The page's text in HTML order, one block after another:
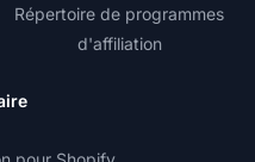
Répertoire de programmes
d'affiliation